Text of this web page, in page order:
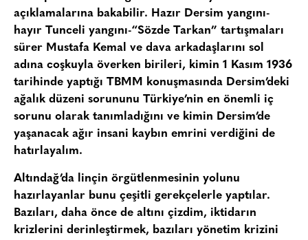
açıklamalarına bakabilir. Hazır Dersim yangını-
hayır Tunceli yangını-“Sözde Tarkan” tartışmaları
sürer Mustafa Kemal ve dava arkadaşlarını sol
adına coşkuyla överken birileri, kimin 1 Kasım 1936
tarihinde yaptığı TBMM konuşmasında Dersim’deki
ağalık düzeni sorununu Türkiye’nin en önemli iç
sorunu olarak tanımladığını ve kimin Dersim’de
yaşanacak ağır insani kaybın emrini verdiğini de
hatırlayalım.
Altındağ’da linçin örgütlenmesinin yolunu
hazırlayanlar bunu çeşitli gerekçelerle yaptılar.
Bazıları, daha önce de altını çizdim, iktidarın
krizlerini derinleştirmek, bazıları yönetim krizini